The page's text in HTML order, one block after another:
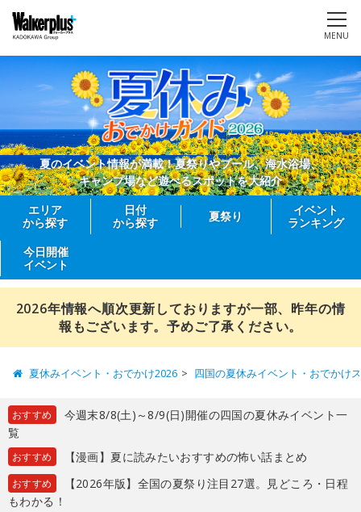
MENU
夏のイベント情報が満載！夏祭りやプール、海水浴場、
キャンプ場など遊べるスポットを大紹介
エリア
から探す
日付
から探す
夏祭り
イベント
ランキング
今日開催
イベント
2026年情報へ順次更新しておりますが一部、昨年の情
報もございます。予めご了承ください。
夏休みイベント・おでかけ2026 四国の夏休みイベント・おでかけ
おすすめ
今週末8/8(土)～8/9(日)開催の四国の夏休みイベント一
覧
おすすめ 【漫画】夏に読みたいおすすめの怖い話まとめ
おすすめ
【2026年版】全国の夏祭り注目27選。見どころ・日程
もわかる！